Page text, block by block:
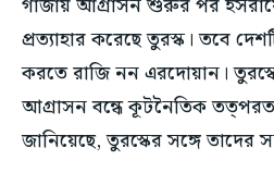
বিনোদন
পরিবার ও বন্ধুত্ব
ফ্যাশন ও বিউটি
1-
$25 /
বিনোদন
পরিবার ও বন্ধুত্ব
ফ্যাশন ও বিউটি
বিনোদন
পরিবার ও বন্ধুত্ব
ফ্যাশন ও বিউটি
বিনোদন
পরিবার ও বন্ধুত্ব
ফ্যাশন ও বিউটি
প্রত্যাহার করেছে তুরস্ক। তবে
করতে রাজি নন এরদোয়ান।
আগ্রাসন বন্ধে কূটনৈতিক
জানিয়েছে, তুরস্কের সঙ্গে তাদের